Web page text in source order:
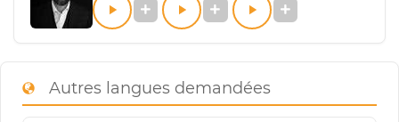
Autres langues demandées